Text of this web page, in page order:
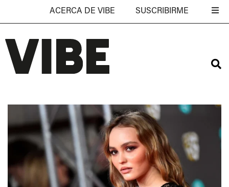
ACERCA DE VIBE SUSCRIBIRME